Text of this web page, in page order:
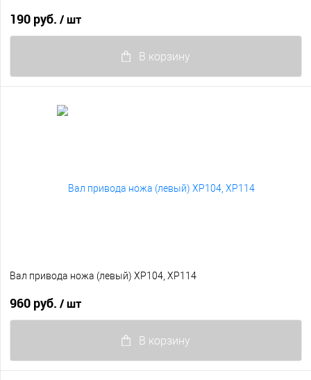
190 руб. / шт
В корзину
Вал привода ножа (левый) XP104, XP114
960 руб. / шт
В корзину